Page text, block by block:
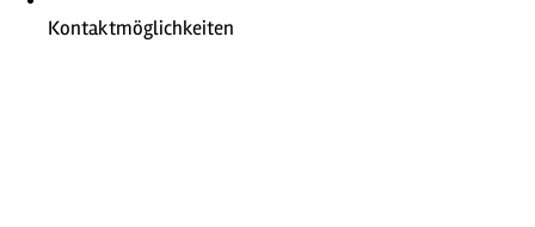
Kontaktmöglichkeiten